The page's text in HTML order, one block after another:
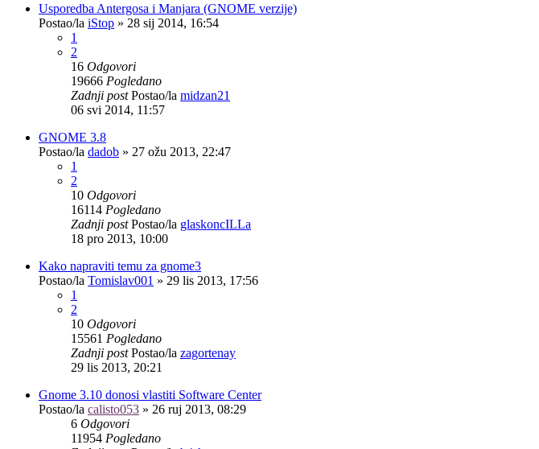
Usporedba Antergosa i Manjara (GNOME verzije)
Postao/la iStop » 28 sij 2014, 16:54
1
2
16 Odgovori
19666 Pogledano
Zadnji postPostao/la midzan21
06 svi 2014, 11:57
GNOME 3.8
Postao/la dadob » 27 ožu 2013, 22:47
1
2
10 Odgovori
16114 Pogledano
Zadnji postPostao/la glaskoncILLa
18 pro 2013, 10:00
Kako napraviti temu za gnome3
Postao/la Tomislav001 » 29 lis 2013, 17:56
1
2
10 Odgovori
15561 Pogledano
Zadnji postPostao/la zagortenay
29 lis 2013, 20:21
Gnome 3.10 donosi vlastiti Software Center
Postao/la calisto053 » 26 ruj 2013, 08:29
6 Odgovori
11954 Pogledano